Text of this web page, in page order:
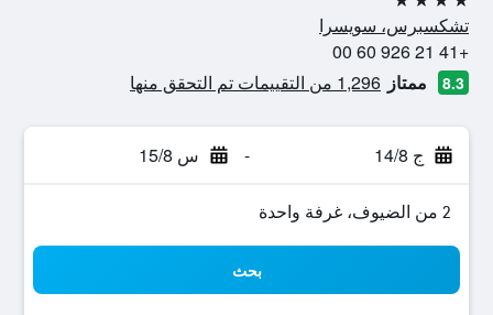
4 نجوم
تشكسبرس، سويسرا
+41 21 926 60 00
8.3 ممتاز 1,296 من التقييمات تم التحقق منها
ج 14/8 - س 15/8
2 من الضيوف، غرفة واحدة
بحث